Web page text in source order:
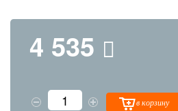
4 535
в корзину